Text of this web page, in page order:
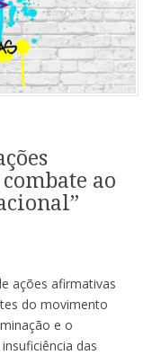
ao
ações afirmativas
do movimento
e o
das